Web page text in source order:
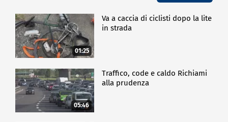
01:25
Va a caccia di ciclisti dopo la lite
in strada
05:46
Traffico, code e caldo Richiami
alla prudenza